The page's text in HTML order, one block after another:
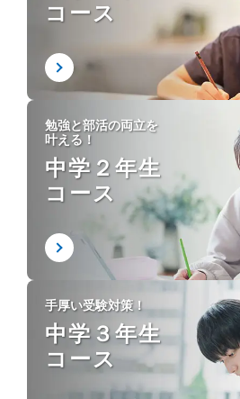
コース
勉強と部活の両立を
叶える！
中学２年生
コース
手厚い受験対策！
中学３年生
コース